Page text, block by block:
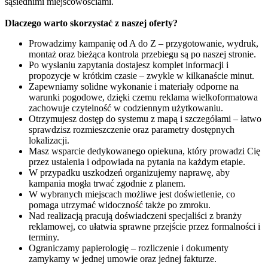
Dlaczego warto skorzystać z naszej oferty?
Prowadzimy kampanię od A do Z – przygotowanie, wydruk,
montaż oraz bieżąca kontrola przebiegu są po naszej stronie.
Po wysłaniu zapytania dostajesz komplet informacji i
propozycje w krótkim czasie – zwykle w kilkanaście minut.
Zapewniamy solidne wykonanie i materiały odporne na
warunki pogodowe, dzięki czemu reklama wielkoformatowa
zachowuje czytelność w codziennym użytkowaniu.
Otrzymujesz dostęp do systemu z mapą i szczegółami – łatwo
sprawdzisz rozmieszczenie oraz parametry dostępnych
lokalizacji.
Masz wsparcie dedykowanego opiekuna, który prowadzi Cię
przez ustalenia i odpowiada na pytania na każdym etapie.
W przypadku uszkodzeń organizujemy naprawę, aby
kampania mogła trwać zgodnie z planem.
W wybranych miejscach możliwe jest doświetlenie, co
pomaga utrzymać widoczność także po zmroku.
Nad realizacją pracują doświadczeni specjaliści z branży
reklamowej, co ułatwia sprawne przejście przez formalności i
terminy.
Ograniczamy papierologię – rozliczenie i dokumenty
zamykamy w jednej umowie oraz jednej fakturze.